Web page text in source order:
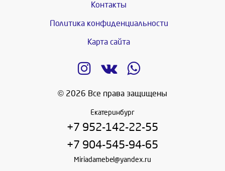
Контакты
Политика конфиденциальности
Карта сайта
© 2026 Все права защищены
Екатеринбург
+7 952-142-22-55
+7 904-545-94-65
Miriadamebel@yandex.ru